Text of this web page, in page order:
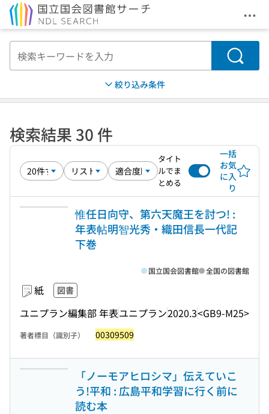
メ
検索
絞り込み条件
検索結果 30 件
タイト
ルでま
とめる
一括
お気
に入
り
惟任日向守、第六天魔王を討つ! :
年表帖明智光秀・織田信長一代記
下巻
紙 図書
ユニプラン編集部 年表ユニプラン2020.3<GB9-M25>
国立国会図書館 全国の図書館
著者標目（識別子） 00309509
「ノーモアヒロシマ」伝えていこ
う!平和 : 広島平和学習に行く前に
読む本